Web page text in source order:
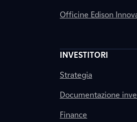
Officine Edison
INVESTITORI
Strategia
Documentazione
Finance